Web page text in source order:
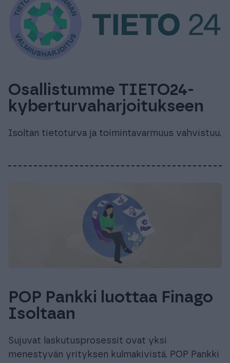
Osallistumme TIETO24-
kyberturvaharjoitukseen
Isoltan tietoturva ja toimintavarmuus vahvistuu.
POP Pankki luottaa Finago
Isoltaan
Sujuvat laskutusprosessit ovat yksi
menestyvän yrityksen kulmakivistä. POP Pankki